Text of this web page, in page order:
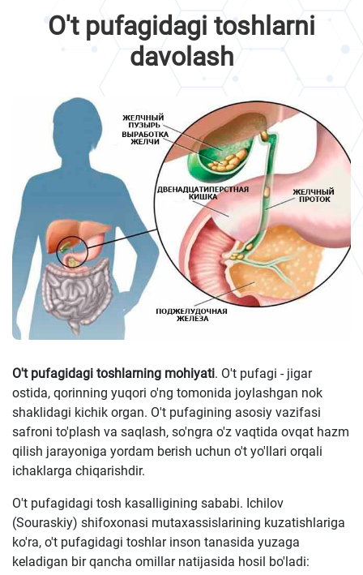
O't pufagidagi toshlarni
davolash
O't pufagidagi toshlarning mohiyati. O't pufagi - jigar
ostida, qorinning yuqori o'ng tomonida joylashgan nok
shaklidagi kichik organ. O't pufagining asosiy vazifasi
safroni to'plash va saqlash, so'ngra o'z vaqtida ovqat hazm
qilish jarayoniga yordam berish uchun o't yo'llari orqali
ichaklarga chiqarishdir.
O't pufagidagi tosh kasalligining sababi. Ichilov
(Souraskiy) shifoxonasi mutaxassislarining kuzatishlariga
ko'ra, o't pufagidagi toshlar inson tanasida yuzaga
keladigan bir qancha omillar natijasida hosil bo'ladi: